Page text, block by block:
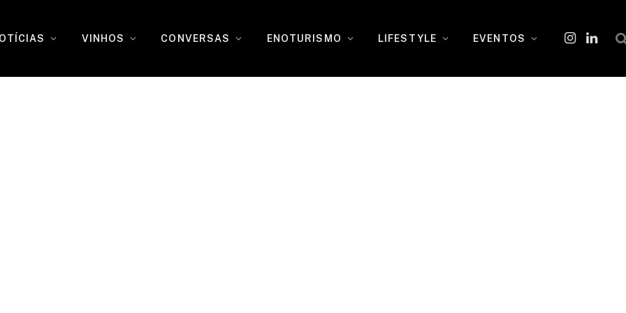
VINHOS CONVERSAS ENOTURISMO LIFESTYLE EVENTOS
Instagram
O